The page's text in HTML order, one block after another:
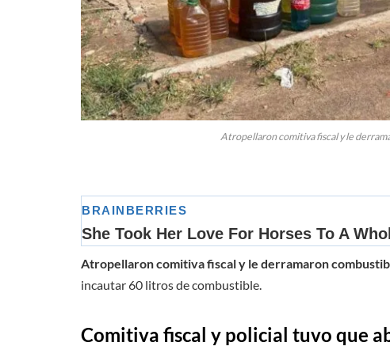
Atropellaron comitiva fiscal y le
Atropellaron comitiva fiscal y le derramaron
incautar 60 litros de combustible.
Comitiva fiscal y policial tuvo que